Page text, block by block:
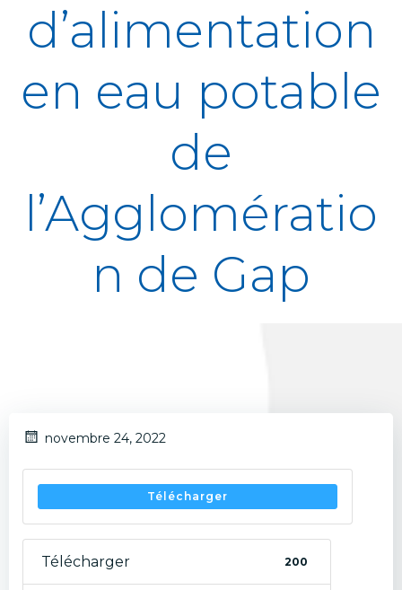
d’alimentation
en eau potable
de
l’Agglomératio
n de Gap
novembre 24, 2022
Télécharger
Télécharger 200